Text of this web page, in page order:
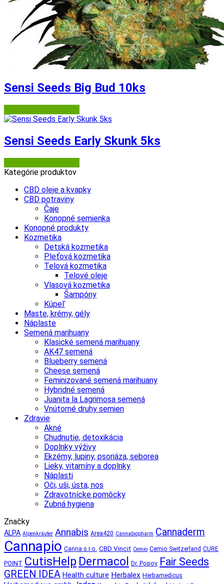
Sensi Seeds Big Bud 10ks
Sensi Seeds Early Skunk 5ks
Kategórie produktov
CBD oleje a kvapky
CBD potraviny
Čaje
Konopné semienka
Konopné produkty
Kozmetika
Detská kozmetika
Pleťová kozmetika
Telová kozmetika
Telové oleje
Vlasová kozmetika
Šampóny
Kúpeľ
Maste, krémy, gély
Náplaste
Semená marihuany
Klasické semená marihuany
AK47 semená
Blueberry semená
Cheese semená
Feminizované semená marihuany
Hybridné semená
Juanita la Lagrimosa semená
Vnútorné druhy semien
Zdravie
Akné
Chudnutie, detoxikácia
Doplnky výživy
Ekzémy, lupiny, psoriáza, seborea
Lieky, vitamíny a doplnky
Náplasti
Oči, uši, ústa, nos
Zdravotnícke pomôcky
Zubná hygiena
Značky
ALPA Alpenkräuter Annabis Area420 Cannabiopharm Cannaderm
Cannapio Canna s.r.o. CBD Vincit Cemio Cemio Switzerland CURE
POINT CutisHelp Dermacol Dr. Popov Fair Seeds
GREEN IDEA Health culture Herbalex Herbamedicus